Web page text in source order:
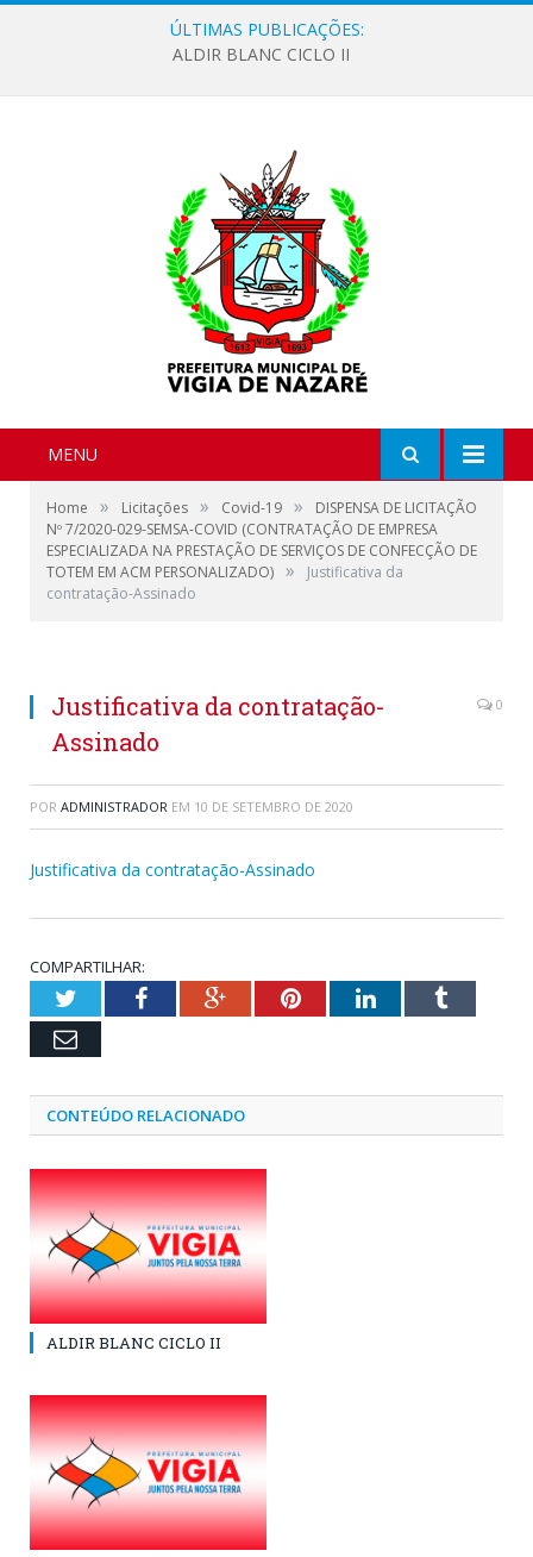
ÚLTIMAS PUBLICAÇÕES:
ALDIR BLANC CICLO II
MENU
Home » Licitações » Covid-19 »
DISPENSA DE LICITAÇÃO
Nº 7/2020-029-SEMSA-COVID (CONTRATAÇÃO DE EMPRESA
ESPECIALIZADA NA PRESTAÇÃO DE SERVIÇOS DE CONFECÇÃO DE
TOTEM EM ACM PERSONALIZADO) »
Justificativa da
contratação-Assinado
Justificativa da contratação-
Assinado
0
POR ADMINISTRADOR EM 10 DE SETEMBRO DE 2020
Justificativa da contratação-Assinado
COMPARTILHAR:
TwitterFacebookGoogle+PinterestLinkedInTumblr
Email
CONTEÚDO RELACIONADO
ALDIR BLANC CICLO II